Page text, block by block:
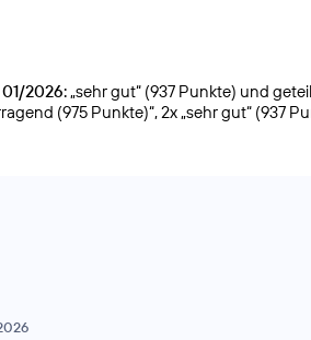
2026: „sehr gut“ (937 Punkte) und
(975 Punkte)“, 2x „sehr gut“ (937